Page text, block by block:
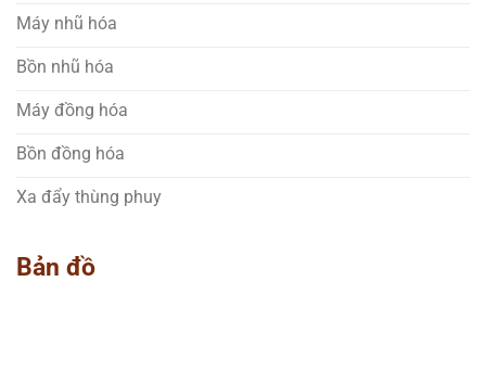
Máy nhũ hóa
Bồn nhũ hóa
Máy đồng hóa
Bồn đồng hóa
Xa đẩy thùng phuy
Bản đồ